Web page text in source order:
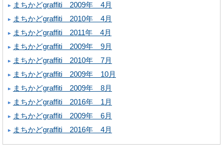
まちかどgraffiti 2009年 4月
まちかどgraffiti 2010年 4月
まちかどgraffiti 2011年 4月
まちかどgraffiti 2009年 9月
まちかどgraffiti 2010年 7月
まちかどgraffiti 2009年 10月
まちかどgraffiti 2009年 8月
まちかどgraffiti 2016年 1月
まちかどgraffiti 2009年 6月
まちかどgraffiti 2016年 4月